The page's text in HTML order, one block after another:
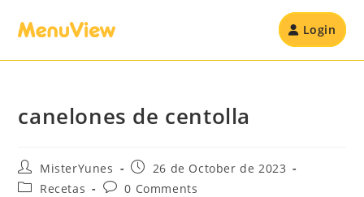
Login
canelones de centolla
MisterYunes
26 de October de 2023
Recetas
0 Comments